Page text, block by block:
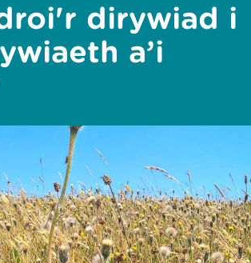
dirywiad i
a’i